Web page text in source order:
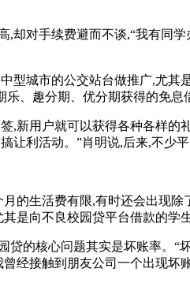
对手续费避而不谈,“我有同
城市的公交站台做推广,尤其
、趣分期、优分期获得的免息
用户就可以获得各种各样的
让利活动。”肖明说,后来,不少
生活费有限,有时还会出现除
是向不良校园贷平台借款的学
核心问题其实是坏账率。“
经接触到朋友公司一个出现